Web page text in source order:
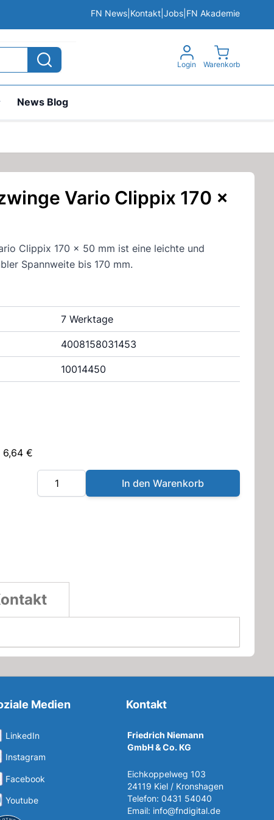
FN News Kontakt Jobs FN Akademie
Login
View cart,
Warenkorb
News Blog
Vario Clippix 170 x
Clippix 170 x 50 mm ist eine leichte und
Spannweite bis 170 mm.
7 Werktage
4008158031453
10014450
6,64 €
Menge
In den Warenkorb
Medien
LinkedIn
Instagram
Facebook
Youtube
Kontakt
Friedrich Niemann
GmbH & Co. KG
Eichkoppelweg 103
24119 Kiel / Kronshagen
Telefon: 0431 54040
Email: info@fndigital.de